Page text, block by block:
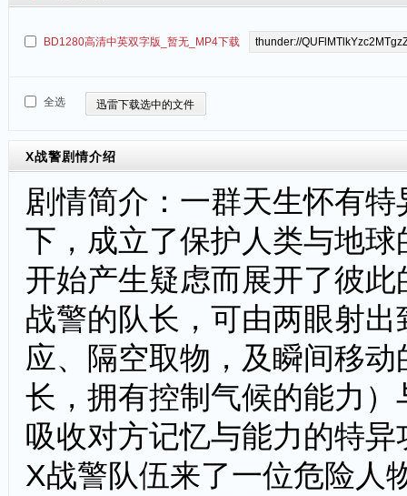
BD1280高清中英双字版_暂无_MP4下载
全选 迅雷下载选中的文件
X战警剧情介绍
剧情简介：一群天生怀有
下，成立了保护人类与地
开始产生疑虑而展开了彼
战警的队长，可由两眼射
应、隔空取物，及瞬间移
长，拥有控制气候的能力
吸收对方记忆与能力的特
X战警队伍来了一位危险人